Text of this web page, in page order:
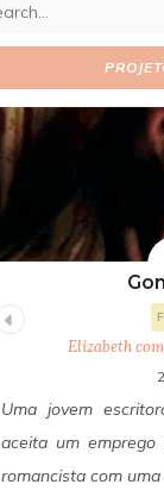
Elizabeth
Uma jovem
aceita um
romancista com